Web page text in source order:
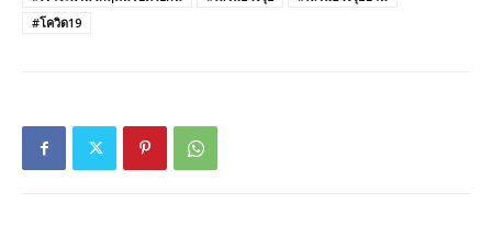
#โควิด19